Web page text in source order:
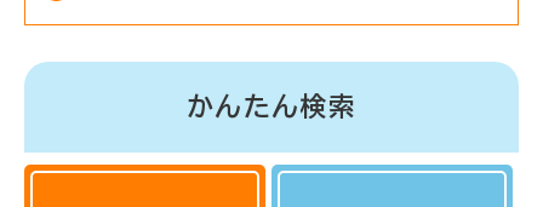
かんたん検索